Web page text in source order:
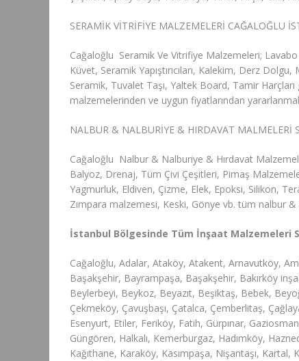
SERAMİK VİTRİFİYE MALZEMELERİ CAĞALOĞLU
Cağaloğlu Seramik Ve Vitrifiye Malzemeleri;
Küvet, Seramik Yapıştırıcıları, Kalekim, Derz
Seramik, Tuvalet Taşı, Yaltek Board, Tamir
malzemelerinden ve uygun fiyatlarından
NALBUR & NALBURİYE & HIRDAVAT MALMELERİ
Cağaloğlu Nalbur & Nalburiye & Hırdavat
Balyoz, Drenaj, Tüm Çivi Çeşitleri, Pimaş
Yagmurluk, Eldiven, Çizme, Elek, Epoksi, Silikon,
Zımpara malzemesi, Keski, Gönye vb. tüm nalbur
İstanbul Bölgesinde Tüm İnşaat Malzemeleri
Cağaloğlu, Adalar, Ataköy, Atakent, Arnavutköy,
Başakşehir, Bayrampaşa, Başakşehir, Bakırköy
Beylerbeyi, Beykoz, Beyazıt, Beşiktaş, Bebek,
Çekmeköy, Çavuşbaşı, Çatalca, Çemberlitaş,
Esenyurt, Etiler, Feriköy, Fatih, Gürpınar,
Güngören, Halkalı, Kemerburgaz, Hadımköy,
Kağıthane, Karaköy, Kasımpaşa, Nişantaşı,